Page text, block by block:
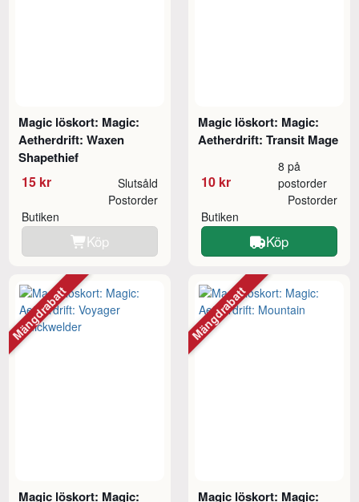
Magic löskort: Magic:
Aetherdrift: Waxen
Shapethief
15 kr Slutsåld
Butiken
Postorder
Köp
Magic löskort: Magic:
Aetherdrift: Transit Mage
10 kr
8 på
postorder
Butiken
Postorder
Köp
Magic löskort: Magic:
Mängdrabatt
Magic löskort: Magic:
Mängdrabatt